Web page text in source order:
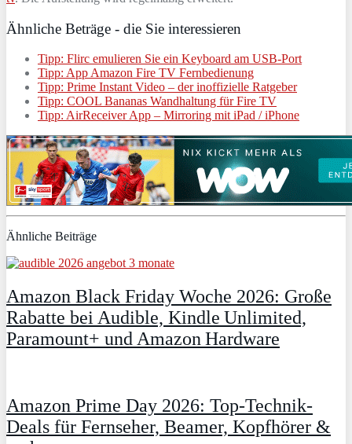
Ähnliche Beträge - die Sie interessieren
Tipp: Flirc emulieren Sie ein Keyboard am USB-Port
Tipp: App Amazon Fire TV Fernbedienung
Tipp: Prime Instant Video – der inoffizielle Ratgeber
Tipp: COOL Bananas Wandhaltung für Fire TV
Tipp: AirReceiver App – Mirroring mit iPad / iPhone
Ähnliche Beiträge
Amazon Black Friday Woche 2026: Große
Rabatte bei Audible, Kindle Unlimited,
Paramount+ und Amazon Hardware
Amazon Prime Day 2026: Top-Technik-
Deals für Fernseher, Beamer, Kopfhörer &